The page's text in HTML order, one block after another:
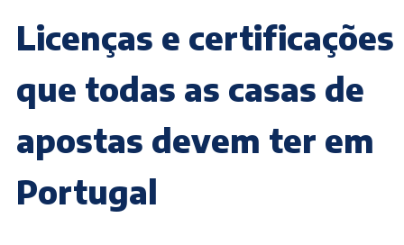
Licenças e certificações
que todas as casas de
apostas devem ter em
Portugal